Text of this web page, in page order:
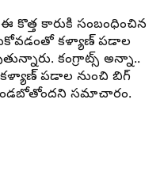
కారుకి సంబంధించిన
కళ్యాణ్ పడాల
కంగ్రాట్స్ అన్నా..
కళ్యాణ్ పడాల నుంచి బిగ్
ఉండబోతోందని సమాచారం.